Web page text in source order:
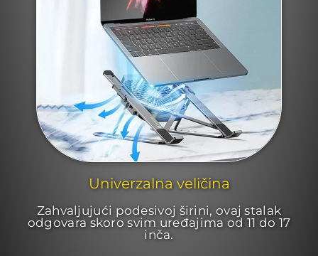
Univerzalna veličina
Zahvaljujući podesivoj širini, ovaj stalak
odgovara skoro svim uređajima od 11 do 17
inča.